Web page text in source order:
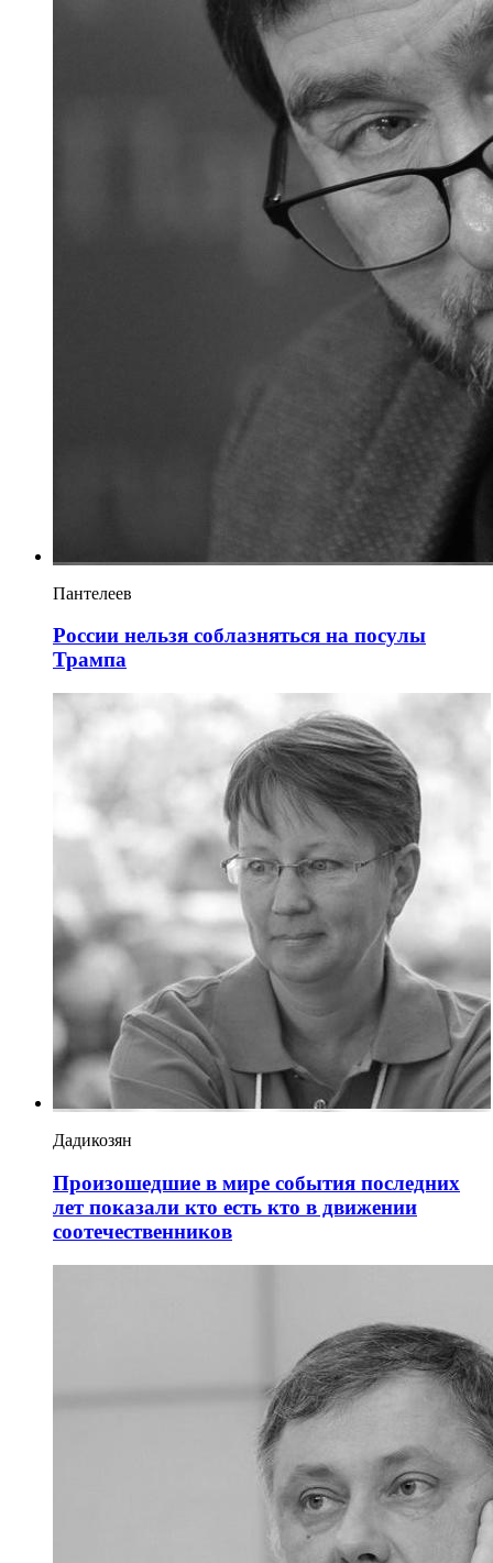
Пантелеев
России нельзя соблазняться на посулы
Трампа
Дадикозян
Произошедшие в мире события последних
лет показали кто есть кто в движении
соотечественников